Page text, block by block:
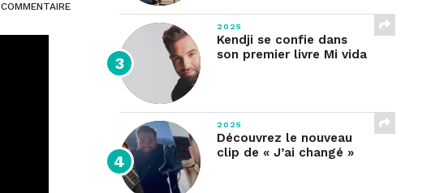
COMMENTAIRE
2025
Kendji se confie dans
son premier livre Mi vida
2025
Découvrez le nouveau
clip de « J’ai changé »